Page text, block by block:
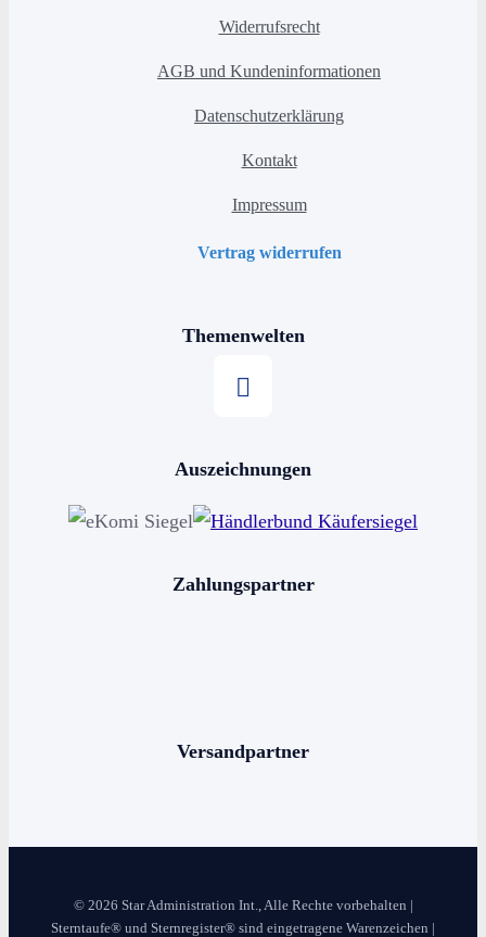
Widerrufsrecht
AGB und Kundeninformationen
Datenschutzerklärung
Kontakt
Impressum
Vertrag widerrufen
Themenwelten
Horoskop kaufen
Sternschnuppe kaufen
Auszeichnungen
Zahlungspartner
Versandpartner
© 2026 Star Administration Int., Alle Rechte vorbehalten |
Sterntaufe® und Sternregister® sind eingetragene Warenzeichen |